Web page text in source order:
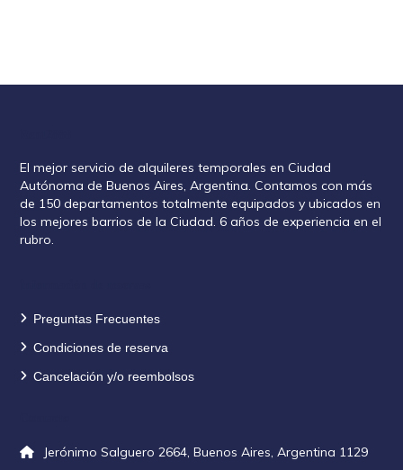
El mejor servicio de alquileres temporales en Ciudad
Autónoma de Buenos Aires, Argentina. Contamos con más
de 150 departamentos totalmente equipados y ubicados en
los mejores barrios de la Ciudad. 6 años de experiencia en el
rubro.
Preguntas Frecuentes
Condiciones de reserva
Cancelación y/o reembolsos
Jerónimo Salguero 2664, Buenos Aires, Argentina 1129